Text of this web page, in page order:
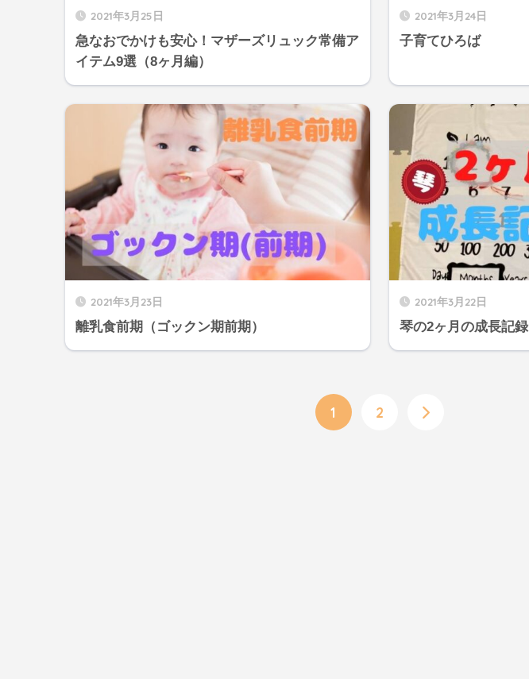
2021年3月25日
急なおでかけも安心！マザーズリュック常備ア
イテム9選（8ヶ月編）
2021年3月24日
子育てひろば
2021年3月23日
離乳食前期（ゴックン期前期）
2021年3月22日
琴の2ヶ月の成長記録
1 2